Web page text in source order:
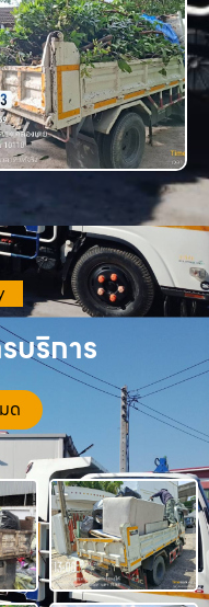
บริการ
ด